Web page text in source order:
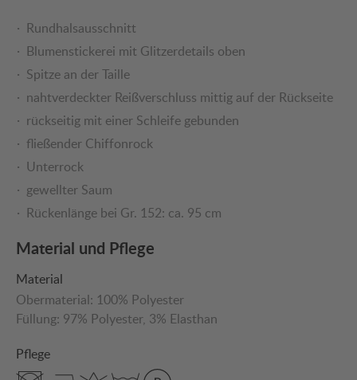
Rundhalsausschnitt
Blumenstickerei mit Glitzerdetails oben
Spitze an der Taille
nahtverdeckter Reißverschluss mittig auf der Rückseite
rückseitig mit einer Schleife gebunden
fließender Chiffonrock
Unterrock
gewellter Saum
Rückenlänge bei Gr. 152: ca. 95 cm
Material und Pflege
Material
Obermaterial: 100% Polyester
Füllung: 97% Polyester, 3% Elasthan
Pflege